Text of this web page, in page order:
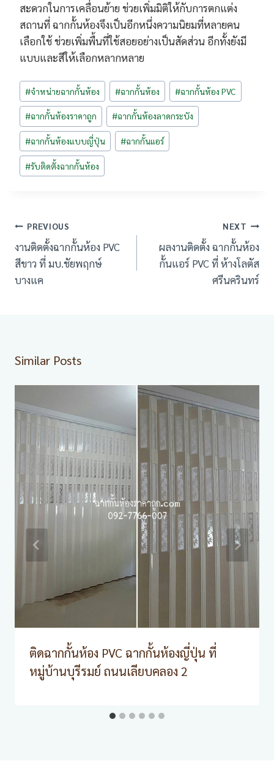
สะดวกในการเคลื่อนย้าย ช่วยเพิ่มมิติให้กับการตกแต่ง
สถานที่ ฉากกั้นห้องจึงเป็นอีกหนึ่งความนิยมที่หลายคน
เลือกใช้ ช่วยเพิ่มพื้นที่ใช้สอยอย่างเป็นสัดส่วน อีกทั้งยังมี
แบบและสีให้เลือกหลากหลาย
Post
Tags:
#จำหน่ายฉากกั้นห้อง #ฉากกั้นห้อง #ฉากกั้นห้อง PVC
#ฉากกั้นห้องราคาถูก #ฉากกั้นห้องลาดกระบัง
#ฉากกั้นห้องแบบญี่ปุ่น #ฉากกั้นแอร์
#รับติดตั้งฉากกั้นห้อง
เมนู
นำทาง
เรื่อง
PREVIOUS
งานติดตั้งฉากกั้นห้อง PVC
สีขาว ที่ มบ.ชัยพฤกษ์
บางแค
NEXT
ผลงานติดตั้ง ฉากกั้นห้อง
กั้นแอร์ PVC ที่ ห้างโลตัส
ศรีนครินทร์
Similar Posts
ติดฉากกั้นห้อง PVC ฉากกั้นห้องญี่ปุ่น ที่
หมู่บ้านบุรีรมย์ ถนนเลียบคลอง 2